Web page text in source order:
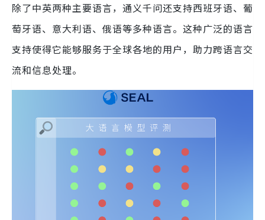
除了中英两种主要语言，通义千问还支持西班牙语、葡
萄牙语、意大利语、俄语等多种语言。这种广泛的语言
支持使得它能够服务于全球各地的用户，助力跨语言交
流和信息处理。